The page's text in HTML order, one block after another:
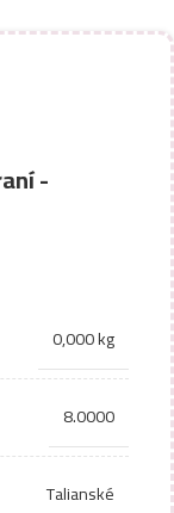
-
0,000 kg
8.0000
Talianské